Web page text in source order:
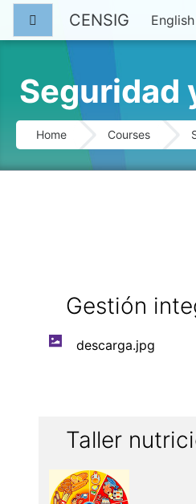
Skip to main content
Side panel
CENSIG
Seguridad
Home Courses
Gestión
descarga.jpg
Taller